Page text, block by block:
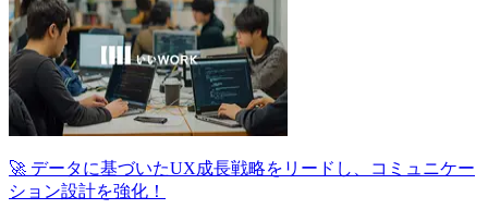
🚀 データに基づいたUX成長戦略をリードし、コミュニケー
ション設計を強化！